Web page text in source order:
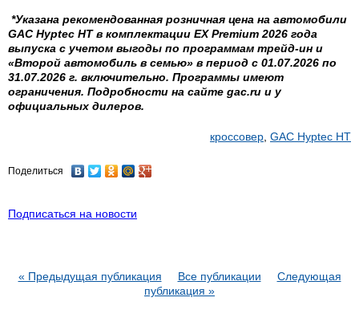
*Указана рекомендованная розничная цена на автомобили
GAC Hyptec HTв комплектации ЕХ Premium 2026 года
выпуска с учетом выгоды по программам трейд-ин и
«Второй автомобиль в семью» в период с 01.07.2026 по
31.07.2026 г. включительно. Программы имеют
ограничения. Подробности на сайте gac.ru и у
официальных дилеров.
кроссовер GAC Hyptec HT
Поделиться
Подписаться на новости
« Предыдущая публикация Все публикации
Следующая
публикация »